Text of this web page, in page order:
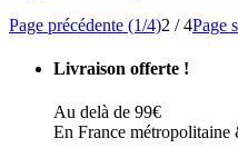
Page précédente (1/4)2 / 4Page
Livraison offerte !
Au delà de 99€
En France métropolitaine